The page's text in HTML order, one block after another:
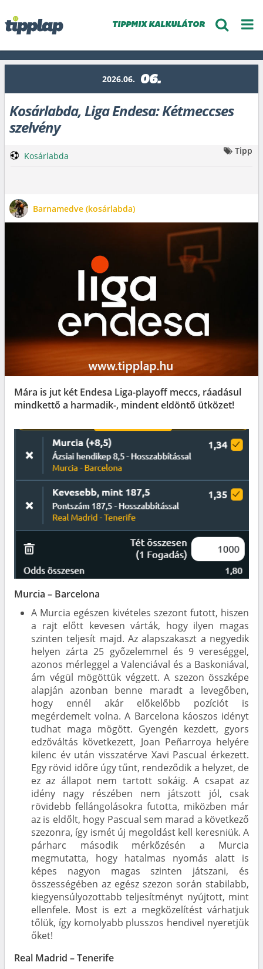
TIPPMIX KALKULÁTOR
2026.06. 06.
Kosárlabda, Liga Endesa: Kétmeccses
szelvény
Barnamedve (kosárlabda)
Kosárlabda Tipp
Mára is jut két Endesa Liga-playoff meccs, ráadásul
mindkettő a harmadik-, mindent eldöntő ütközet!
Murcia – Barcelona
A Murcia egészen kivételes szezont futott, hiszen
a rajt előtt kevesen várták, hogy ilyen magas
szinten teljesít majd. Az alapszakaszt a negyedik
helyen zárta 25 győzelemmel és 9 vereséggel,
azonos mérleggel a Valenciával és a Baskoniával,
ám végül mögöttük végzett. A szezon összképe
alapján azonban benne maradt a levegőben,
hogy ennél akár előkelőbb pozíciót is
megérdemelt volna. A Barcelona káoszos idényt
tudhat maga mögött. Gyengén kezdett, gyors
edzőváltás következett, Joan Peñarroya helyére
kilenc év után visszatérve Xavi Pascual érkezett.
Egy rövid időre úgy tűnt, rendeződik a helyzet, de
ez az állapot nem tartott sokáig. A csapat az
idény nagy részében nem játszott jól, csak
rövidebb fellángolásokra futotta, miközben már
az is eldőlt, hogy Pascual sem marad a következő
szezonra, így ismét új megoldást kell keresniük. A
párharc második mérkőzésén a Murcia
megmutatta, hogy hatalmas nyomás alatt is
képes nagyon magas szinten játszani, és
összességében az egész szezon során stabilabb,
kiegyensúlyozottabb teljesítményt nyújtott, mint
ellenfele. Most is ezt a megközelítést várhatjuk
tőlük, így komolyabb plusszos hendivel nyeretjük
őket!
Real Madrid – Tenerife